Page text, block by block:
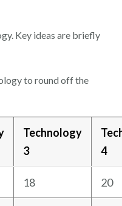
Key ideas are briefly
to round off the
Technology
3
4
18 20